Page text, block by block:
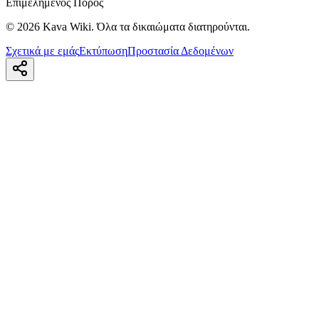
© 2026 Kava Wiki.Όλα τα δικαιώματα διατηρούνται.
Σχετικά με εμάςΕκτύπωσηΠροστασία Δεδομένων